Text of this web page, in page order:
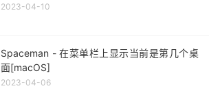
2023-04-10
Spaceman - 在菜单栏上显示当前是第几个桌
面[macOS]
2023-04-06